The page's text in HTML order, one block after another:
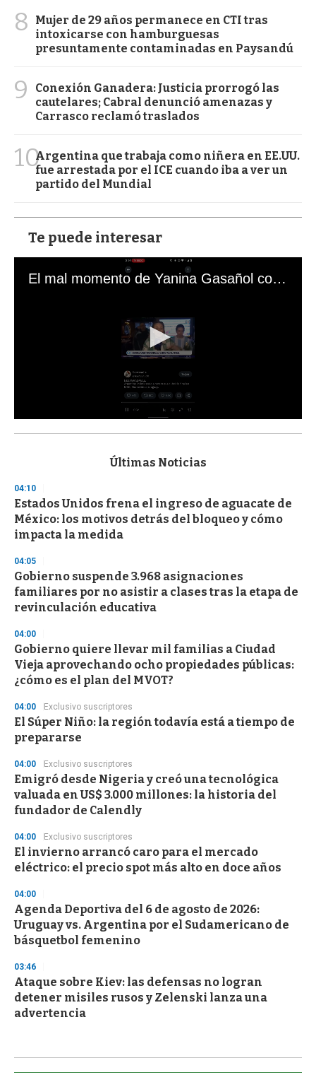
8
Mujer de 29 años permanece en CTI tras
intoxicarse con hamburguesas
presuntamente contaminadas en Paysandú
9
Conexión Ganadera: Justicia prorrogó las
cautelares; Cabral denunció amenazas y
Carrasco reclamó traslados
10Argentina que trabaja como niñera en EE.UU.
fue arrestada por el ICE cuando iba a ver un
partido del Mundial
Te puede interesar
El mal momento de Yanina Gasañol con un hincha argentino en "Subrayado"
s
d
s
o
f
3
s
e
c
o
n
Últimas Noticias
04:10
Estados Unidos frena el ingreso de aguacate de
México: los motivos detrás del bloqueo y cómo
impacta la medida
04:05
Gobierno suspende 3.968 asignaciones
familiares por no asistir a clases tras la etapa de
revinculación educativa
04:00
Gobierno quiere llevar mil familias a Ciudad
Vieja aprovechando ocho propiedades públicas:
¿cómo es el plan del MVOT?
04:00 Exclusivo suscriptores
El Súper Niño: la región todavía está a tiempo de
prepararse
04:00 Exclusivo suscriptores
Emigró desde Nigeria y creó una tecnológica
valuada en US$ 3.000 millones: la historia del
fundador de Calendly
04:00 Exclusivo suscriptores
El invierno arrancó caro para el mercado
eléctrico: el precio spot más alto en doce años
04:00
Agenda Deportiva del 6 de agosto de 2026:
Uruguay vs. Argentina por el Sudamericano de
básquetbol femenino
03:46
Ataque sobre Kiev: las defensas no logran
detener misiles rusos y Zelenski lanza una
advertencia